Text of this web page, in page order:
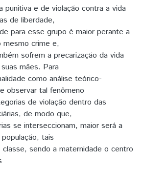
punitiva e de violação contra a vida
de liberdade,
para esse grupo é maior perante a
mesmo crime e,
sofrem a precarização da vida
mães. Para
como análise teórico-
observar tal fenômeno
de violação dentro das
de modo que,
se interseccionam, maior será a
tais
sendo a maternidade o centro